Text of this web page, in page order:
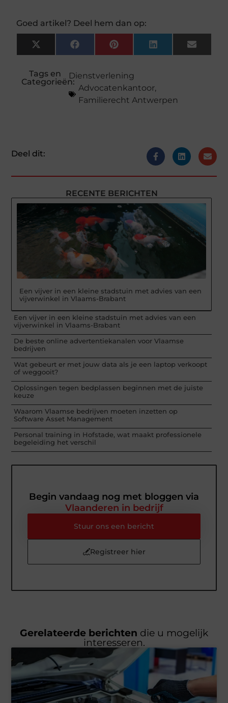
Goed artikel? Deel hem dan op:
X
(Twitter)
FacebookPinterestLinkedInEmail
Tags en
Categorieën:
Dienstverlening
Advocatenkantoor,
Familierecht Antwerpen
Deel dit:
RECENTE BERICHTEN
Een vijver in een kleine stadstuin met advies van een
vijverwinkel in Vlaams-Brabant
Een vijver in een kleine stadstuin met advies van een
vijverwinkel in Vlaams-Brabant
De beste online advertentiekanalen voor Vlaamse
bedrijven
Wat gebeurt er met jouw data als je een laptop verkoopt
of weggooit?
Oplossingen tegen bedplassen beginnen met de juiste
keuze
Waarom Vlaamse bedrijven moeten inzetten op
Software Asset Management
Personal training in Hofstade, wat maakt professionele
begeleiding het verschil
Begin vandaag nog met bloggen via
Vlaanderen in bedrijf
Stuur ons een bericht
Registreer hier
Gerelateerde berichten die u mogelijk
interesseren.